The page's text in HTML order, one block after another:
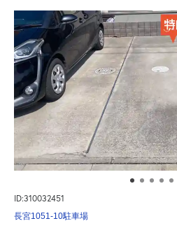
ID:310032451
長宮1051-10駐車場